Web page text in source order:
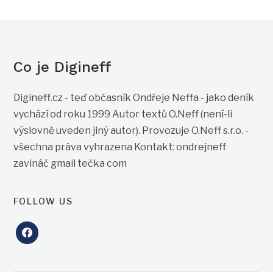
Co je Digineff
Digineff.cz - teď občasník Ondřeje Neffa - jako deník
vychází od roku 1999 Autor textů O.Neff (není-li
výslovně uveden jiný autor). Provozuje O.Neff s.r.o. -
všechna práva vyhrazena Kontakt: ondrejneff
zavináč gmail tečka com
FOLLOW US
facebook